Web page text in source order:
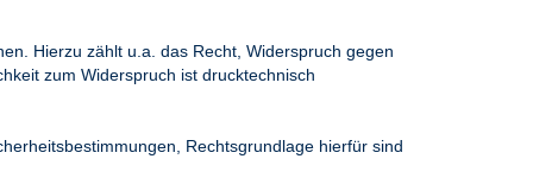
Hierzu zählt u.a. das Recht, Widerspruch gegen
zum Widerspruch ist drucktechnisch
Rechtsgrundlage hierfür sind